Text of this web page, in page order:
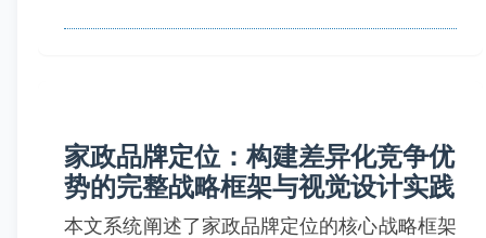
家政品牌定位：构建差异化竞争优
势的完整战略框架与视觉设计实践
本文系统阐述了家政品牌定位的核心战略框架